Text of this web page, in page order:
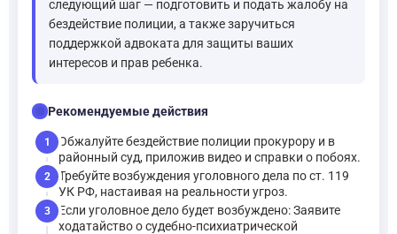
следующий шаг — подготовить и подать жалобу на
бездействие полиции, а также заручиться
поддержкой адвоката для защиты ваших
интересов и прав ребенка.
checklistРекомендуемые действия
1
Обжалуйте бездействие полиции прокурору и в
районный суд, приложив видео и справки о побоях.
2
Требуйте возбуждения уголовного дела по ст. 119
УК РФ, настаивая на реальности угроз.
3
Если уголовное дело будет возбуждено: Заявите
ходатайство о судебно-психиатрической